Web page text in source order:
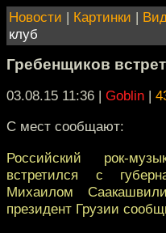
Новости | Картинки |
клуб
Гребенщиков
03.08.15 11:36 | Goblin |
С мест сообщают:
Российский рок-
встретился с
Михаилом
президент Грузии